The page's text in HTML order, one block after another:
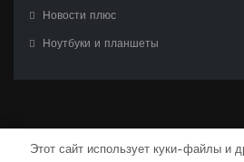
Новости плюс
Ноутбуки и планшеты
Этот сайт использует куки-файлы и